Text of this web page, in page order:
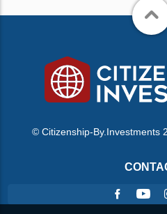
© Citizenship-By.Investments